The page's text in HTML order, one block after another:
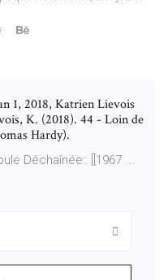
1, 2018, Katrien Lievois
K. (2018). 44 - Loin de
Hardy).
Déchaînée:: [[1967 ...